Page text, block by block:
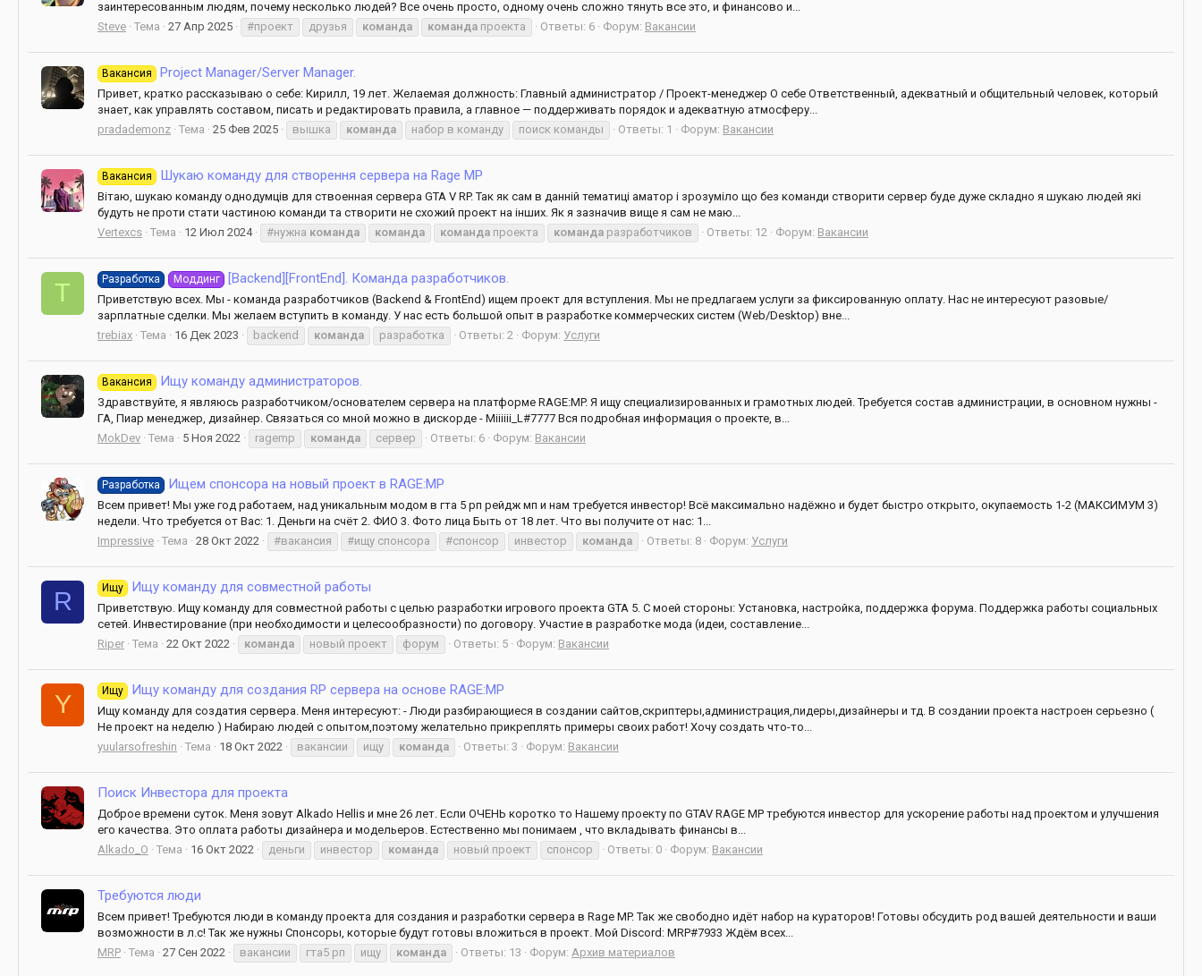
заинтересованным людям, почему несколько людей? Все очень просто, одному очень сложно тянуть все это, и финансово и...
Steve Тема 27 Апр 2025 #проект друзья команда команда проекта Ответы: 6 Форум: Вакансии
Вакансия Project Manager/Server Manager.
Привет, кратко рассказываю о себе: Кирилл, 19 лет. Желаемая должность: Главный администратор / Проект-менеджер О себе Ответственный, адекватный и общительный человек, который
знает, как управлять составом, писать и редактировать правила, а главное — поддерживать порядок и адекватную атмосферу...
pradademonz Тема 25 Фев 2025 вышка команда набор в команду поиск команды Ответы: 1 Форум: Вакансии
Вакансия Шукаю команду для створення сервера на Rage MP
Вітаю, шукаю команду однодумців для ствоенная сервера GTA V RP. Так як сам в данній тематиці аматор і зрозуміло що без команди створити сервер буде дуже складно я шукаю людей які
будуть не проти стати частиною команди та створити не схожий проект на інших. Як я зазначив вище я сам не маю...
Vertexcs Тема 12 Июл 2024 #нужна команда команда команда проекта команда разработчиков Ответы: 12 Форум: Вакансии
T Разработка Моддинг [Backend][FrontEnd]. Команда разработчиков.
Приветствую всех. Мы - команда разработчиков (Backend & FrontEnd) ищем проект для вступления. Мы не предлагаем услуги за фиксированную оплату. Нас не интересуют разовые/
зарплатные сделки. Мы желаем вступить в команду. У нас есть большой опыт в разработке коммерческих систем (Web/Desktop) вне...
trebiax Тема 16 Дек 2023 backend команда разработка Ответы: 2 Форум: Услуги
Вакансия Ищу команду администраторов.
Здравствуйте, я являюсь разработчиком/основателем сервера на платформе RAGE:MP. Я ищу специализированных и грамотных людей. Требуется состав администрации, в основном нужны -
ГА, Пиар менеджер, дизайнер. Связаться со мной можно в дискорде - Miiiiii_L#7777 Вся подробная информация о проекте, в...
MokDev Тема 5 Ноя 2022 ragemp команда сервер Ответы: 6 Форум: Вакансии
Разработка Ищем спонсора на новый проект в RAGE:MP
Всем привет! Мы уже год работаем, над уникальным модом в гта 5 рп рейдж мп и нам требуется инвестор! Всё максимально надёжно и будет быстро открыто, окупаемость 1-2 (МАКСИМУМ 3)
недели. Что требуется от Вас: 1. Деньги на счёт 2. ФИО 3. Фото лица Быть от 18 лет. Что вы получите от нас: 1...
Impressive Тема 28 Окт 2022 #вакансия #ищу спонсора #спонсор инвестор команда Ответы: 8 Форум: Услуги
R Ищу Ищу команду для совместной работы
Приветствую. Ищу команду для совместной работы с целью разработки игрового проекта GTA 5. С моей стороны: Установка, настройка, поддержка форума. Поддержка работы социальных
сетей. Инвестирование (при необходимости и целесообразности) по договору. Участие в разработке мода (идеи, составление...
Riper Тема 22 Окт 2022 команда новый проект форум Ответы: 5 Форум: Вакансии
Y Ищу Ищу команду для создания RP сервера на основе RAGE:MP
Ищу команду для создатия сервера. Меня интересуют: - Люди разбирающиеся в создании сайтов,скриптеры,администрация,лидеры,дизайнеры и тд. В создании проекта настроен серьезно (
Не проект на неделю ) Набираю людей с опытом,поэтому желательно прикреплять примеры своих работ! Хочу создать что-то...
yuularsofreshin
Тема 18 Окт 2022 вакансии ищу команда Ответы: 3 Форум: Вакансии
Поиск Инвестора для проекта
Доброе времени суток. Меня зовут Alkado Hellis и мне 26 лет. Если ОЧЕНЬ коротко то Нашему проекту по GTAV RAGE MP требуются инвестор для ускорение работы над проектом и улучшения
его качества. Это оплата работы дизайнера и модельеров. Естественно мы понимаем , что вкладывать финансы в...
Alkado_O
Тема 16 Окт 2022 деньги инвестор команда новый проект спонсор Ответы: 0 Форум: Вакансии
Требуются люди
Всем привет! Требуются люди в команду проекта для создания и разработки сервера в Rage MP. Так же свободно идёт набор на кураторов! Готовы обсудить род вашей деятельности и ваши
возможности в л.с! Так же нужны Спонсоры, которые будут готовы вложиться в проект. Мой Discord: MRP#7933 Ждём всех...
MRP Тема 27 Сен 2022 вакансии гта5 рп ищу команда Ответы: 13 Форум: Архив материалов